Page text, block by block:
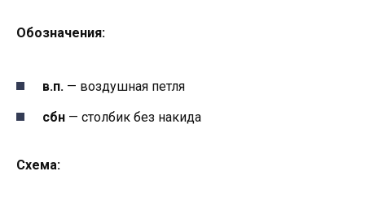
Обозначения:
в.п. — воздушная петля
сбн — столбик без накида
Схема: